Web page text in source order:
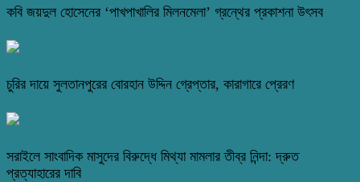
কবি জয়দুল হোসেনের ‘পাখপাখালির মিলনমেলা’ গ্রন্থের প্রকাশনা উৎসব
চুরির দায়ে সুলতানপুরের বোরহান উদ্দিন গ্রেপ্তার, কারাগারে প্রেরণ
সরাইলে সাংবাদিক মাসুদের বিরুদ্ধে মিথ্যা মামলার তীব্র নিন্দা: দ্রুত
প্রত্যাহারের দাবি